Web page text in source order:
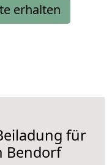
erhalten
für
Bendorf